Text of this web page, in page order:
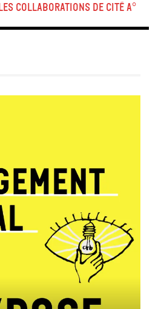
collaborations de Cité A°